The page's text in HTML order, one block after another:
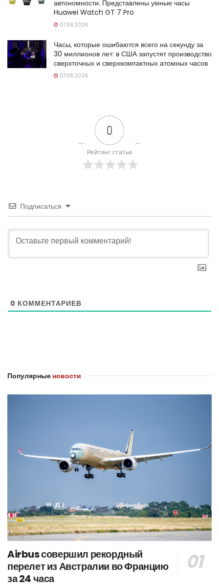
автономности. Представлены умные часы
Huawei Watch GT 7 Pro
07.08.2026
Часы, которые ошибаются всего на секунду за
30 миллионов лет: в США запустят производство
сверхточных и сверхкомпактных атомных часов
07.08.2026
0
Рейтинг статьи
Подписаться
0 КОММЕНТАРИЕВ
Популярные новости
Airbus совершил рекордный
перелет из Австралии во Францию
за 24 часа